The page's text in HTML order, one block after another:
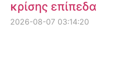
κρίσης επίπεδα
2026-08-07 03:14:20